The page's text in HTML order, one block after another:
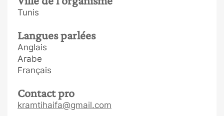
Tunis
Langues parlées
Anglais
Arabe
Français
Contact pro
kramtihaifa@gmail.com